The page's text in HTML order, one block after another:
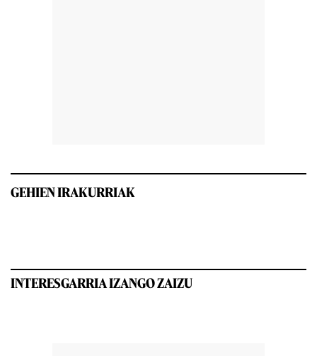
GEHIEN IRAKURRIAK
INTERESGARRIA IZANGO ZAIZU